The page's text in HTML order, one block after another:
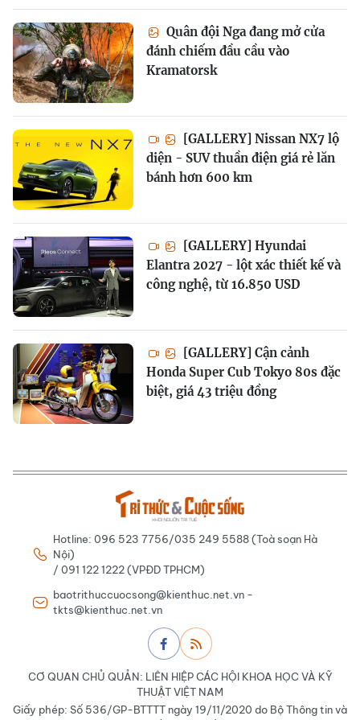
Quân đội Nga đang mở cửa
đánh chiếm đầu cầu vào
Kramatorsk
[GALLERY] Nissan NX7 lộ
diện - SUV thuần điện giá rẻ lăn
bánh hơn 600 km
[GALLERY] Hyundai
Elantra 2027 - lột xác thiết kế và
công nghệ, từ 16.850 USD
[GALLERY] Cận cảnh
Honda Super Cub Tokyo 80s đặc
biệt, giá 43 triệu đồng
Hotline: 096 523 7756/035 249 5588 (Toà soạn Hà
Nội)
/ 091 122 1222 (VPĐD TPHCM)
baotrithuccuocsong@kienthuc.net.vn -
tkts@kienthuc.net.vn
CƠ QUAN CHỦ QUẢN: LIÊN HIỆP CÁC HỘI KHOA HỌC VÀ KỸ
THUẬT VIỆT NAM
Giấy phép: Số 536/GP-BTTTT ngày 19/11/2020 do Bộ Thông tin và